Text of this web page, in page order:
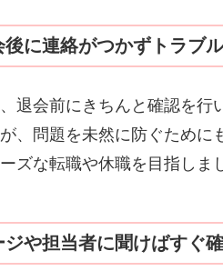
に連絡がつかずトラブ
退会前にきちんと確認を行
、問題を未然に防ぐために
ズな転職や休職を目指しま
や担当者に聞けばすぐ